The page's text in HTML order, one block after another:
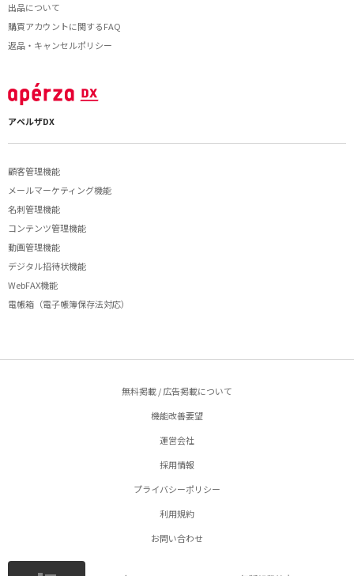
出品について
購買アカウントに関するFAQ
返品・キャンセルポリシー
アペルザDX
顧客管理機能
メールマーケティング機能
名刺管理機能
コンテンツ管理機能
動画管理機能
デジタル招待状機能
WebFAX機能
電帳箱（電子帳簿保存法対応）
無料掲載 / 広告掲載について
機能改善要望
運営会社
採用情報
プライバシーポリシー
利用規約
お問い合わせ